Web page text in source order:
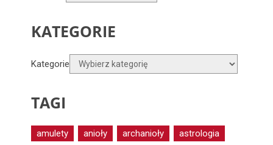
KATEGORIE
Kategorie
TAGI
amulety anioły archanioły
astrologia